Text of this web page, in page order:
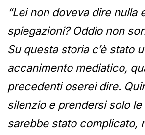
“Lei non doveva dire nulla
spiegazioni? Oddio non
Su questa storia c’è stato
accanimento mediatico,
precedenti oserei dire.
silenzio e prendersi solo
sarebbe stato complicato,